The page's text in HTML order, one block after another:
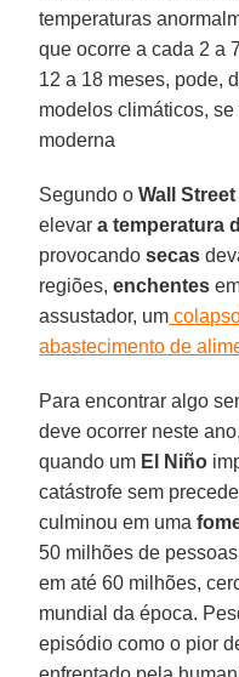
temperaturas
que ocorre a cada 2 a
12 a 18 meses, pode,
modelos climáticos,
moderna
Segundo oWall
elevara temperatura
provocandosecas
regiões,enchentes
assustador, um
abastecimento de
Para encontrar algo
deve ocorrer neste
quando um El Niño
catástrofe sem
culminou em uma
50 milhões de
em até 60 milhões,
mundial da época.
episódio como o pior